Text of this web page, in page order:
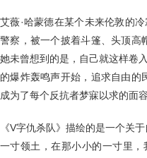
艾薇·哈蒙德在某个未来伦敦的
警察，被一个披着斗篷、头顶高
她未曾想到的是，自己就这样卷
的爆炸轰鸣声开始，追求自由的
成为了每个反抗者梦寐以求的面容
《V字仇杀队》描绘的是一个关
一寸领土，在那小小的一寸里